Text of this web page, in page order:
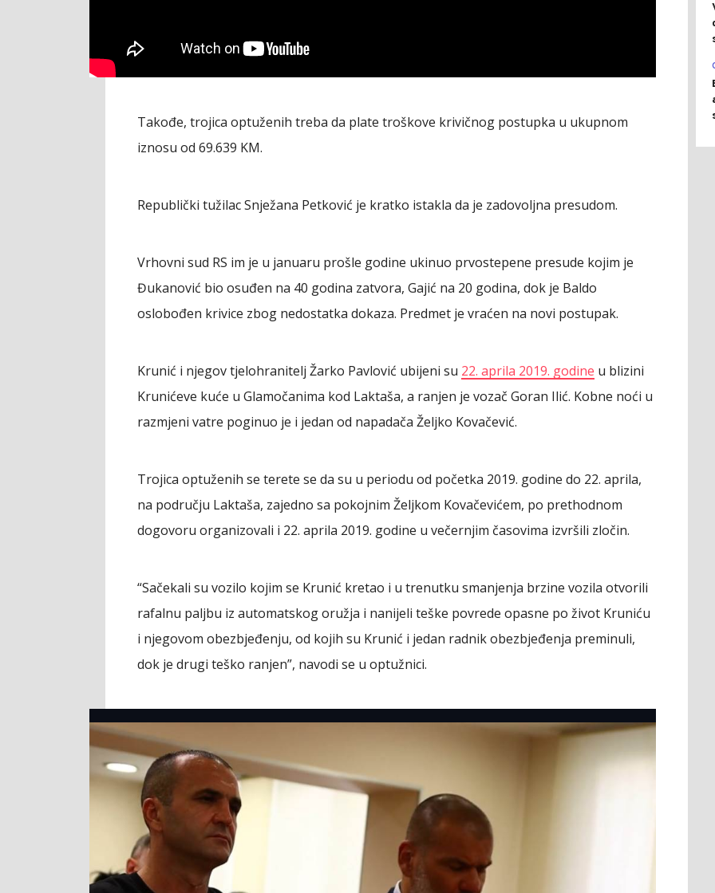
Takođe, trojica optuženih treba da plate troškove krivičnog postupka u ukupnom
iznosu od 69.639 KM.
Republički tužilac Snježana Petković je kratko istakla da je zadovoljna presudom.
Vrhovni sud RS im je u januaru prošle godine ukinuo prvostepene presude kojim je
Đukanović bio osuđen na 40 godina zatvora, Gajić na 20 godina, dok je Baldo
oslobođen krivice zbog nedostatka dokaza. Predmet je vraćen na novi postupak.
Krunić i njegov tjelohranitelj Žarko Pavlović ubijeni su 22. aprila 2019. godine u blizini
Krunićeve kuće u Glamočanima kod Laktaša, a ranjen je vozač Goran Ilić. Kobne noći u
razmjeni vatre poginuo je i jedan od napadača Željko Kovačević.
Trojica optuženih se terete se da su u periodu od početka 2019. godine do 22. aprila,
na području Laktaša, zajedno sa pokojnim Željkom Kovačevićem, po prethodnom
dogovoru organizovali i 22. aprila 2019. godine u večernjim časovima izvršili zločin.
“Sačekali su vozilo kojim se Krunić kretao i u trenutku smanjenja brzine vozila otvorili
rafalnu paljbu iz automatskog oružja i nanijeli teške povrede opasne po život Kruniću
i njegovom obezbjeđenju, od kojih su Krunić i jedan radnik obezbjeđenja preminuli,
dok je drugi teško ranjen”, navodi se u optužnici.